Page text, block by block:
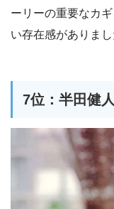
ーリーの重要なカ
い存在感がありまし
7位：半田健